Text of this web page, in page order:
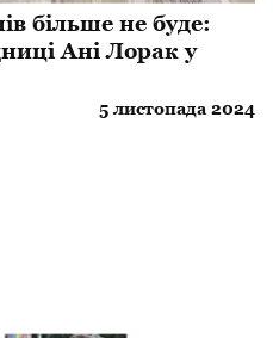
більше не буде:
Ані Лорак у
5 листопада 2024